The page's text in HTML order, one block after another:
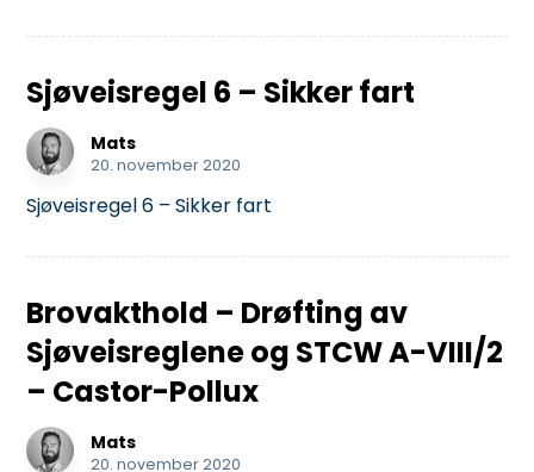
Sjøveisregel 6 – Sikker fart
Mats
20. november 2020
Sjøveisregel 6 – Sikker fart
Brovakthold – Drøfting av
Sjøveisreglene og STCW A-VIII/2
– Castor-Pollux
Mats
20. november 2020